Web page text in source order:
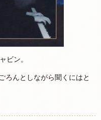
ビン。
ろんとしながら聞くにはと